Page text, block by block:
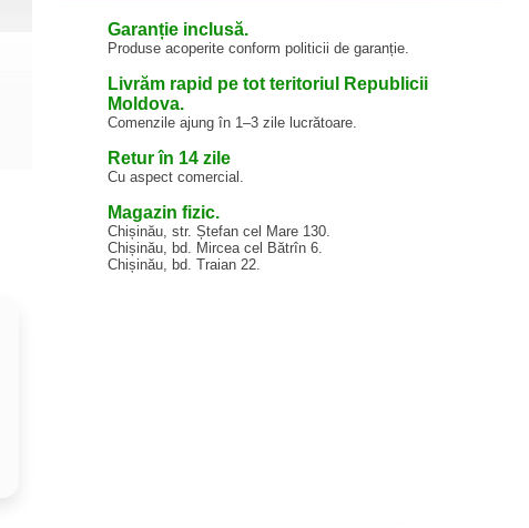
Garanție inclusă.
Produse acoperite conform politicii de garanție.
Livrăm rapid pe tot teritoriul Republicii
Moldova.
Comenzile ajung în 1–3 zile lucrătoare.
Retur în 14 zile
Cu aspect comercial.
Magazin fizic.
Chișinău, str. Ștefan cel Mare 130.
Chișinău, bd. Mircea cel Bătrîn 6.
Chișinău, bd. Traian 22.